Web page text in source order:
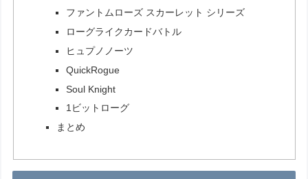
ファントムローズ スカーレット シリーズ
ローグライクカードバトル
ヒュプノノーツ
QuickRogue
Soul Knight
1ビットローグ
まとめ